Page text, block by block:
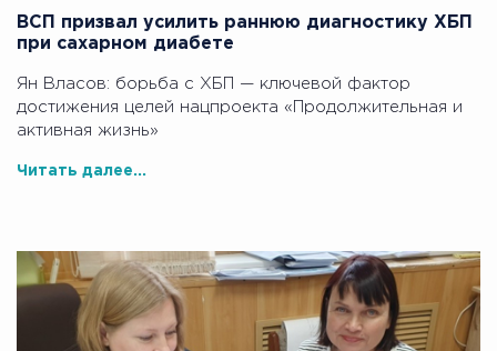
ВСП призвал усилить раннюю диагностику ХБП
при сахарном диабете
Ян Власов: борьба с ХБП — ключевой фактор
достижения целей нацпроекта «Продолжительная и
активная жизнь»
Читать далее...